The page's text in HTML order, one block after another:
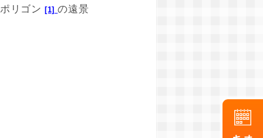
リゴン[1] の遠景